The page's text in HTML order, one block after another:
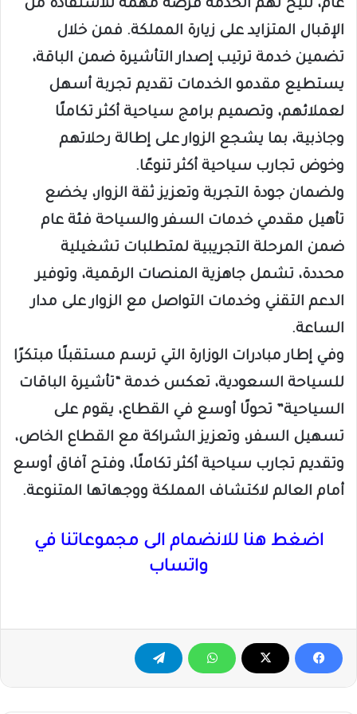
عام، تتيح لهم الخدمة فرصة مهمة للاستفادة من
الإقبال المتزايد على زيارة المملكة. فمن خلال
تضمين خدمة ترتيب إصدار التأشيرة ضمن الباقة،
يستطيع مقدمو الخدمات تقديم تجربة أسهل
لعملائهم، وتصميم برامج سياحية أكثر تكاملًا
وجاذبية، بما يشجع الزوار على إطالة رحلاتهم
وخوض تجارب سياحية أكثر تنوعًا.​
ولضمان جودة التجربة وتعزيز ثقة الزوار، يخضع
تأهيل مقدمي خدمات السفر والسياحة فئة عام
ضمن المرحلة التجريبية لمتطلبات تشغيلية
محددة، تشمل جاهزية المنصات الرقمية، وتوفير
الدعم التقني وخدمات التواصل مع الزوار على مدار
الساعة.​
وفي إطار مبادرات الوزارة التي ترسم مستقبلًا مبتكرًا
للسياحة السعودية، تعكس خدمة “تأشيرة الباقات
السياحية” تحولًا أوسع في القطاع، يقوم على
تسهيل السفر، وتعزيز الشراكة مع القطاع الخاص،
وتقديم تجارب سياحية أكثر تكاملًا، وفتح آفاق أوسع
أمام العالم لاكتشاف المملكة ووجهاتها المتنوعة.​
اضغط هنا للانضمام الى مجموعاتنا في
واتساب